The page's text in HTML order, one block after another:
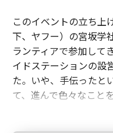
このイベントの立ち上
下、ヤフー）の宮坂学
ランティアで参加して
イドステーションの設
た。いや、手伝ったと
て、進んで色々なこと